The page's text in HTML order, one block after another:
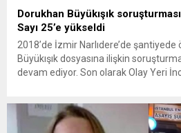
Dorukhan Büyükışık
Sayı 25’e yükseldi
2018’de İzmir Narlıdere’de
Büyükışık dosyasına ilişkin
devam ediyor. Son olarak Olay Yeri
bulunan Dorukhan Büyükışık’a ilişkin
soruşturmada tutuklamalar